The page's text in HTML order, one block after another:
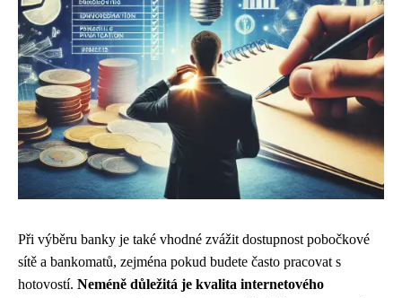
Při výběru banky je také vhodné zvážit dostupnost pobočkové
sítě a bankomatů, zejména pokud budete často pracovat s
hotovostí. Neméně důležitá je kvalita internetového